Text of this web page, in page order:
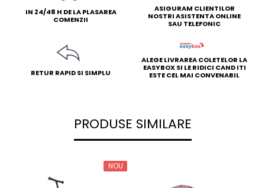
IN 24/48 H DE LA PLASAREA
COMENZII
ASIGURAM CLIENTILOR
NOSTRI ASISTENTA ONLINE
SAU TELEFONIC
RETUR RAPID SI SIMPLU
ALEGE LIVRAREA COLETELOR LA
EASYBOX SI LE RIDICI CAND ITI
ESTE CEL MAI CONVENABIL
PRODUSE SIMILARE
NOU